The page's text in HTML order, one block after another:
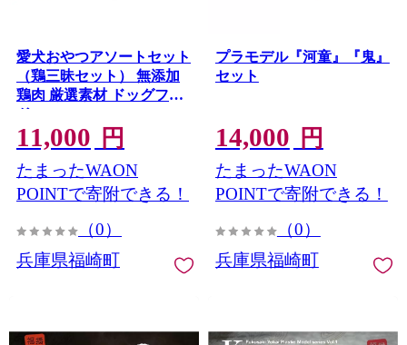
愛犬おやつアソートセット
（鶏三昧セット） 無添加
鶏肉 厳選素材 ドッグフー
ド
11,000 円
たまったWAON
POINTで寄附できる！
（0）
兵庫県福崎町
プラモデル『河童』『鬼』
セット
14,000 円
たまったWAON
POINTで寄附できる！
（0）
兵庫県福崎町